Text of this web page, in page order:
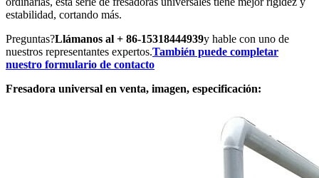
estabilidad, cortando más.
Preguntas?Llámanos al + 86-15318444939y hable con uno de
nuestros representantes expertos.También puede completar
nuestro formulario de contacto
Fresadora universal en venta, imagen, especificación: